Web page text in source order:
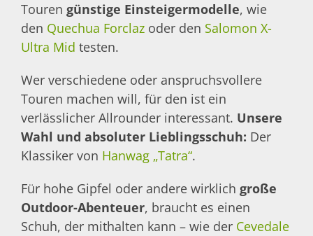
Touren günstige Einsteigermodelle, wie
den Quechua Forclaz oder den Salomon X-
Ultra Mid testen.
Wer verschiedene oder anspruchsvollere
Touren machen will, für den ist ein
verlässlicher Allrounder interessant. Unsere
Wahl und absoluter Lieblingsschuh: Der
Klassiker von Hanwag „Tatra“.
Für hohe Gipfel oder andere wirklich große
Outdoor-Abenteuer, braucht es einen
Schuh, der mithalten kann – wie der Cevedale